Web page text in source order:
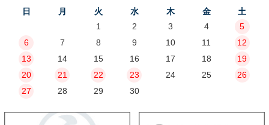
日
月 火 水 木 金
土
1
2 3 4
5
6
7 8 9 10 11
12
13
14 15 16 17 18
19
20
21 22 23 24 25
26
27
28 29 30